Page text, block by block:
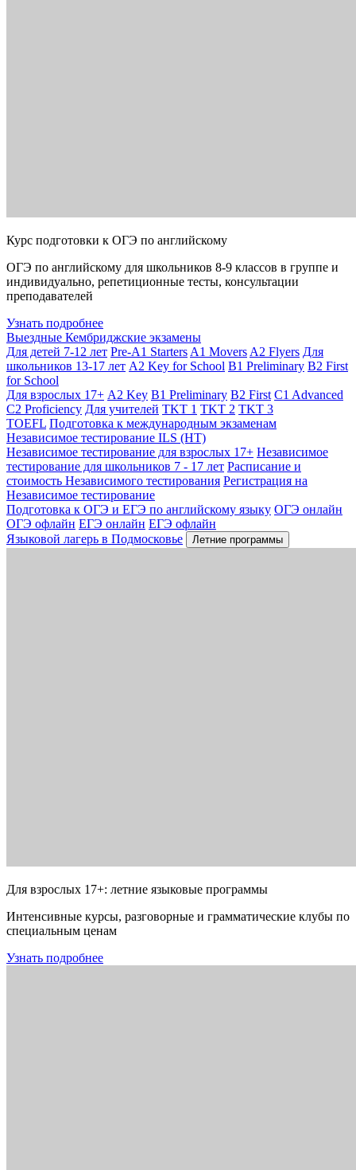
Курс подготовки к ОГЭ по английскому
ОГЭ по английскому для школьников 8-9 классов в группе и
индивидуально, репетиционные тесты, консультации
преподавателей
Узнать подробнее
Выездные Кембриджские экзамены
Для детей 7-12 лет Pre-A1 Starters A1 Movers A2 Flyers Для
школьников 13-17 лет A2 Key for School B1 Preliminary B2 First
for School
Для взрослых 17+ A2 Key B1 Preliminary B2 First C1 Advanced
C2 Proficiency Для учителей TKT 1 TKT 2 TKT 3
TOEFL Подготовка к международным экзаменам
Независимое тестирование ILS (НТ)
Независимое тестирование для взрослых 17+ Независимое
тестирование для школьников 7 - 17 лет Расписание и
стоимость Независимого тестирования Регистрация на
Независимое тестирование
Подготовка к ОГЭ и ЕГЭ по английскому языку ОГЭ онлайн
ОГЭ офлайн ЕГЭ онлайн ЕГЭ офлайн
Языковой лагерь в Подмосковье
Летние программы
Для взрослых 17+: летние языковые программы
Интенсивные курсы, разговорные и грамматические клубы по
специальным ценам
Узнать подробнее